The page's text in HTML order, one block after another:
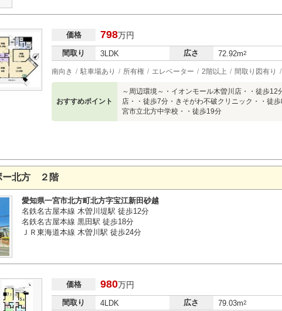
価格 798万円
間取り 3LDK 広さ 72.92m2
南向き 駐車場あり 所有権 エレベーター 2階以上 間取り図有り
おすすめポイント
～周辺環境～・イオンモール木曽川店・・徒歩12
店・・徒歩7分・きそがわ不破クリニック・・徒
宮市立北方中学校・・徒歩19分
ー北方 ２階
愛知県一宮市北方町北方字宝江新田砂越
名鉄名古屋本線 木曽川堤駅 徒歩12分
名鉄名古屋本線 黒田駅 徒歩18分
ＪＲ東海道本線 木曽川駅 徒歩24分
価格 980万円
間取り 4LDK 広さ 79.03m2